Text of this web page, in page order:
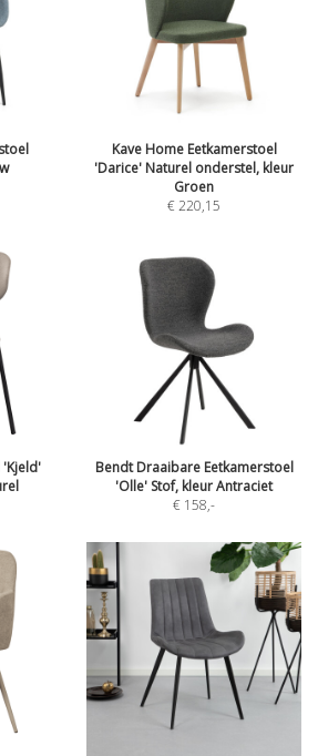
Kave Home Eetkamerstoel
'Darice' Naturel onderstel, kleur
Groen
€ 220,15
'Kjeld'
Bendt Draaibare Eetkamerstoel
'Olle' Stof, kleur Antraciet
€ 158,-